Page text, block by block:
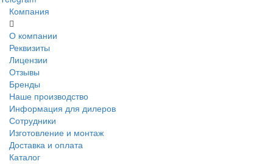
Компания
О компании
Реквизиты
Лицензии
Отзывы
Бренды
Наше производство
Информация для дилеров
Сотрудники
Изготовление и монтаж
Доставка и оплата
Каталог